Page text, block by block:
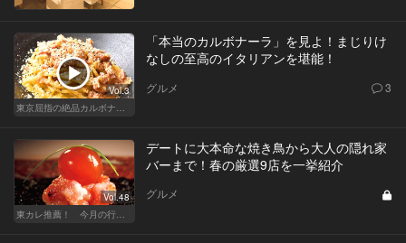
Vol.3
「本当のカルボナーラ」を見よ！まじりけ
なしの至高のイタリアンを堪能！
グルメ 3
Vol.48
デートに大本命な焼き鳥から大人の隠れ家
バーまで！春の厳選9店を一挙紹介
グルメ